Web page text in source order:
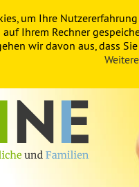
um Ihre
Ihrem Rechner
wir davon aus, dass